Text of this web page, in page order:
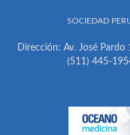
SOCIEDAD
Dirección: Av. José
(511) 445-